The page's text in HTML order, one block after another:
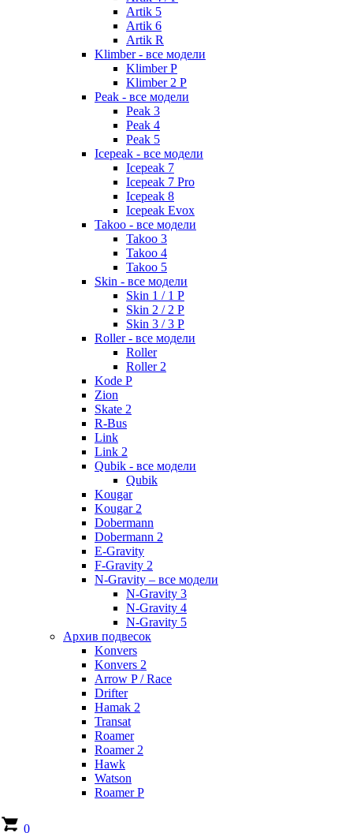
Artik 5
Artik 6
Artik R
Klimber - все модели
Klimber P
Klimber 2 P
Peak - все модели
Peak 3
Peak 4
Peak 5
Icepeak - все модели
Icepeak 7
Icepeak 7 Pro
Icepeak 8
Icepeak Evox
Takoo - все модели
Takoo 3
Takoo 4
Takoo 5
Skin - все модели
Skin 1 / 1 P
Skin 2 / 2 P
Skin 3 / 3 P
Roller - все модели
Roller
Roller 2
Kode P
Zion
Skate 2
R-Bus
Link
Link 2
Qubik - все модели
Qubik
Kougar
Kougar 2
Dobermann
Dobermann 2
E-Gravity
F-Gravity 2
N-Gravity – все модели
N-Gravity 3
N-Gravity 4
N-Gravity 5
Архив подвесок
Konvers
Konvers 2
Arrow P / Race
Drifter
Hamak 2
Transat
Roamer
Roamer 2
Hawk
Watson
Roamer P
0